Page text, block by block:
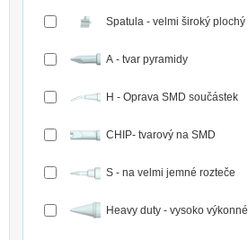
Spatula - velmi široký plochý
A - tvar pyramidy
H - Oprava SMD součástek
CHIP- tvarový na SMD
S - na velmi jemné rozteče
Heavy duty - vysoko výkonné